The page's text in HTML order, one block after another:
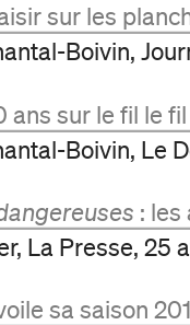
sur les
Boivin,
ans sur le fil le
Boivin, Le
: les
La Presse, 25
sa saison